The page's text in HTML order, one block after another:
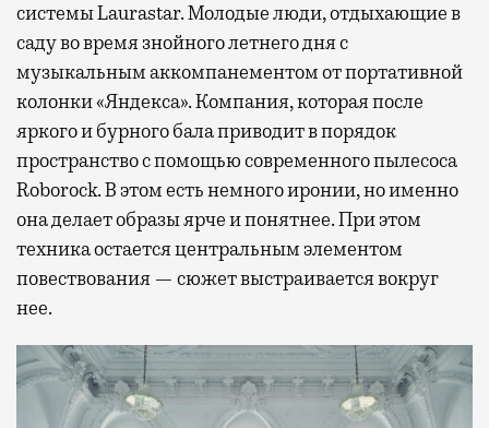
системы Laurastar. Молодые люди, отдыхающие в
саду во время знойного летнего дня с
музыкальным аккомпанементом от портативной
колонки «Яндекса». Компания, которая после
яркого и бурного бала приводит в порядок
пространство с помощью современного пылесоса
Roborock. В этом есть немного иронии, но именно
она делает образы ярче и понятнее. При этом
техника остается центральным элементом
повествования — сюжет выстраивается вокруг
нее.